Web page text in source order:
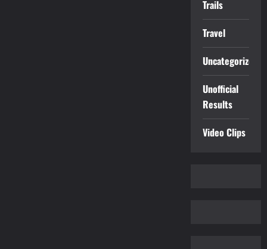
Trails
Travel
Uncategorized
Unofficial
Results
Video Clips